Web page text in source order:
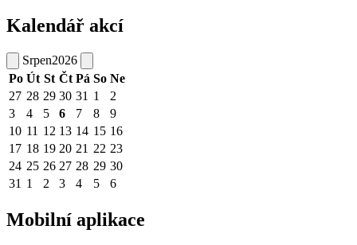
Kalendář akcí
Srpen2026
Po Út St Čt Pá So Ne
27 28 29 30 31 1
2
3
4 5 6 7 8
9
10 11 12 13 14 15 16
17 18 19 20 21 22 23
24 25 26 27 28 29 30
31 1 2 3 4 5 6
Mobilní aplikace